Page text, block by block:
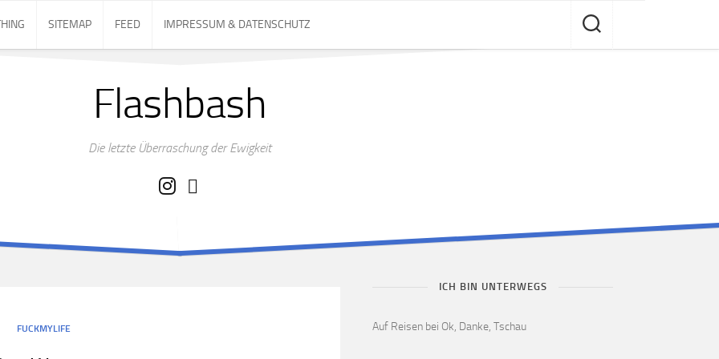
SITEMAP FEED IMPRESSUM & DATENSCHUTZ
Flashbash
Die letzte Überraschung der Ewigkeit
FUCKMYLIFE
ICH BIN UNTERWEGS
Auf Reisen bei Ok, Danke, Tschau